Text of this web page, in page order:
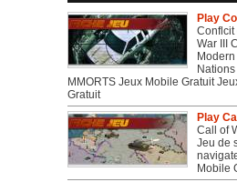
Play
Conflcit
War III
MMORTS Jeux Mobile Gratuit
Gratuit
Play
Call of
Jeu de
Mobile